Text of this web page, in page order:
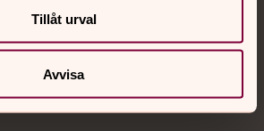
Tillåt urval
Avvisa